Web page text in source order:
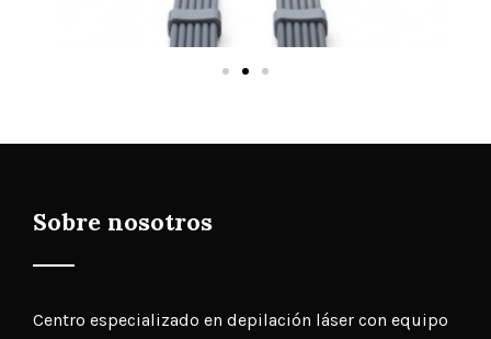
Sobre nosotros
Centro especializado en depilación láser con equipo